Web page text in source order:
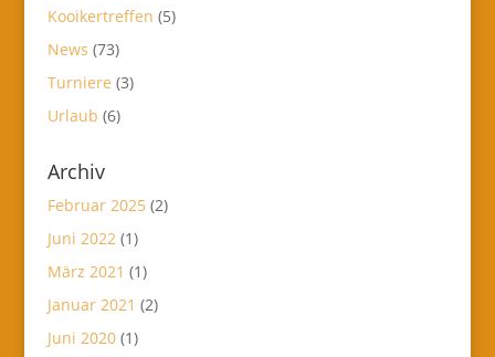
Kooikertreffen (5)
News (73)
Turniere (3)
Urlaub (6)
Archiv
Februar 2025 (2)
Juni 2022(1)
März 2021 (1)
Januar 2021 (2)
Juni 2020(1)